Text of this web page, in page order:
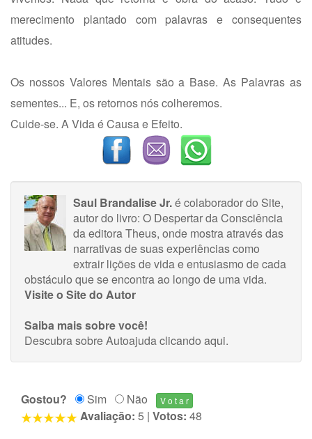
merecimento plantado com palavras e consequentes
atitudes.
Os nossos Valores Mentais são a Base. As Palavras as
sementes... E, os retornos nós colheremos.
Cuide-se. A Vida é Causa e Efeito.
Saul Brandalise Jr.é colaborador do Site,
autor do livro: O Despertar da Consciência
da editora Theus, onde mostra através das
narrativas de suas experiências como
extrair lições de vida e entusiasmo de cada
obstáculo que se encontra ao longo de uma vida.
Visite o Site do Autor
Saiba mais sobre você!
Descubra sobre Autoajudaclicando aqui.
Gostou? Sim
Não
Avaliação: 5 | Votos: 48